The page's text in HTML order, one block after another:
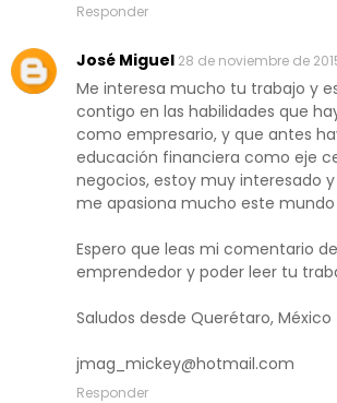
Responder
José Miguel 28 de noviembre de
Me interesa mucho tu trabajo y
contigo en las habilidades que
como empresario, y que antes
educación financiera como eje
negocios, estoy muy interesado
me apasiona mucho este mundo
Espero que leas mi comentario
emprendedor y poder leer tu
Saludos desde Querétaro, México
jmag_mickey@hotmail.com
Responder